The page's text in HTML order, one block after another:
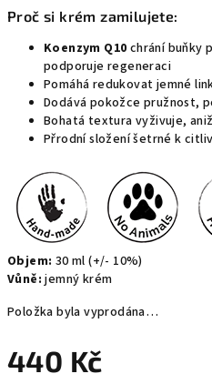
Proč si krém zamilujete:
Koenzym Q10 chrání buňky
podporuje regeneraci
Pomáhá redukovat jemné
Dodává pokožce pružnost,
Bohatá textura vyživuje,
Přrodní složení šetrné k
Objem: 30 ml (+/- 10%)
Vůně:jemný krém
Položka byla vyprodána…
440 Kč